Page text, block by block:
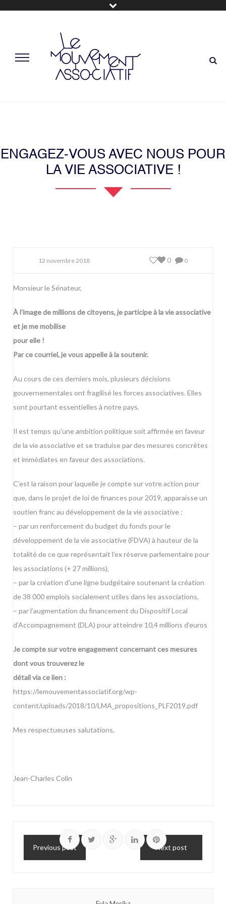
ENGAGEZ-VOUS AVEC NOUS POUR
LA VIE ASSOCIATIVE !
12 novembre 2018 0
0
Monsieur le Sénateur,
À l’image de millions de citoyens, je participe à la vie associative
et je me mobilise
pour elle !
Par ce courriel, je vous appelle à la soutenir.
Au cours de ces derniers mois, plusieurs décisions
gouvernementales ont fragilisé les forces associatives. Elles
sont pourtant essentielles à notre pays.
Il est temps qu’une ambition politique soit affirmée en faveur
de la vie associative et se traduise par des mesures concrètes
et immédiates en faveur des associations.
C’est la raison pour laquelle je compte sur votre action pour
que, dans le projet de loi de finances pour 2019, apparaisse un
soutien franc au développement de la vie associative :
– par un renforcement du budget du fonds pour le
développement de la vie associative (FDVA) à hauteur de la
totalité de ce que représentait l’ex réserve parlementaire pour
les associations (+ 27 millions),
– par la création d’une ligne budgétaire soutenant la création
de 38 000 emplois socialement utiles dans les associations,
– par l’augmentation du financement du Dispositif Local
d’Accompagnement (DLA) pour atteindre 10,4 millions d’euros
Je compte sur votre engagement concernant ces mesures
dont vous trouverez le
détail via ce lien :
https://lemouvementassociatif.org/wp-
content/uploads/2018/10/LMA_propositions_PLF2019.pdf
Mes respectueuses salutations,
Jean-Charles Colin
Previous post Next post